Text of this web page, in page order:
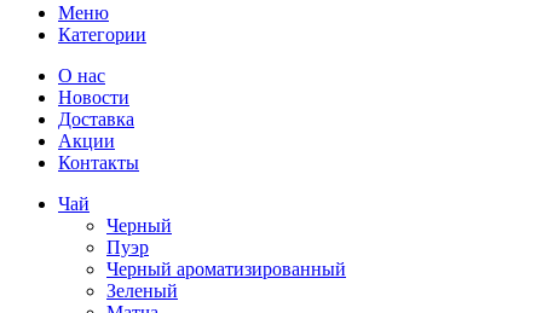
Меню
Категории
О нас
Новости
Доставка
Акции
Контакты
Чай
Черный
Пуэр
Черный ароматизированный
Зеленый